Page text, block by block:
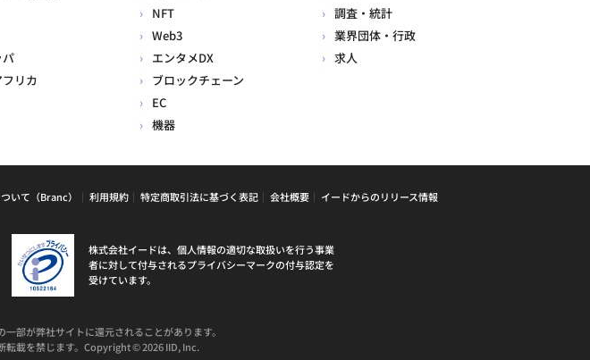
パ
リカ
NFT
Web3
エンタメDX
ブロックチェーン
EC
機器
調査・統計
業界団体・行政
求人
いて（Branc） 利用規約 特定商取引法に基づく表記 会社概要 イードからのリリース情報
株式会社イードは、個人情報の適切な取扱いを行う事業
者に対して付与されるプライバシーマークの付与認定を
受けています。
部が弊社サイトに還元されることがあります。
転載を禁じます。Copyright © 2026 IID, Inc.